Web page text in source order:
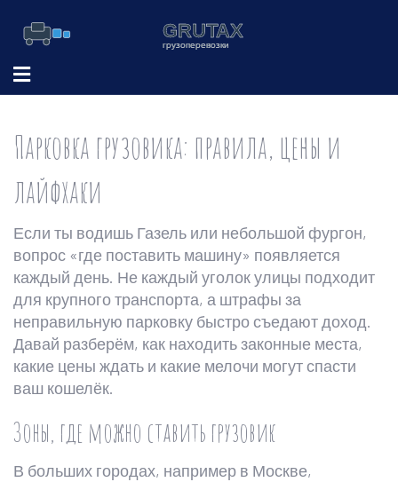
Парковка грузовика: правила, цены и
лайфхаки
Если ты водишь Газель или небольшой фургон,
вопрос «где поставить машину» появляется
каждый день. Не каждый уголок улицы подходит
для крупного транспорта, а штрафы за
неправильную парковку быстро съедают доход.
Давай разберём, как находить законные места,
какие цены ждать и какие мелочи могут спасти
ваш кошелёк.
Зоны, где можно ставить грузовик
В больших городах, например в Москве,